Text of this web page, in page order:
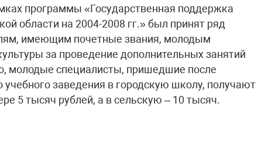
программы «Государственная поддержка
области на 2004-2008 гг.» был принят ряд
имеющим почетные звания, молодым
за проведение дополнительных занятий
молодые специалисты, пришедшие после
заведения в городскую школу, получают
5 тысяч рублей, а в сельскую – 10 тысяч.